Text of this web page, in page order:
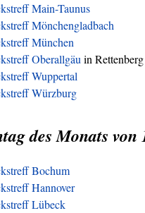
Main-Taunus
Mönchengladbach
München
Oberallgäuin Rettenberg
Wuppertal
Würzburg
des Monats
Bochum
Hannover
Lübeck